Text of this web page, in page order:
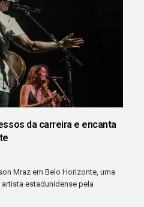
da carreira e encanta
Mraz em Belo Horizonte, uma
estadunidense pela